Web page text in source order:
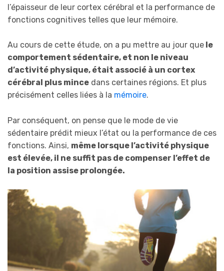
l’épaisseur de leur cortex cérébral et la performance de
fonctions cognitives telles que leur mémoire.
Au cours de cette étude, on a pu mettre au jour que le
comportement sédentaire, et non le niveau
d’activité physique, était associé à un cortex
cérébral plus mince dans certaines régions. Et plus
précisément celles liées à la mémoire.
Par conséquent, on pense que le mode de vie
sédentaire prédit mieux l’état ou la performance de ces
fonctions. Ainsi, même lorsque l’activité physique
est élevée, il ne suffit pas de compenser l’effet de
la position assise prolongée.